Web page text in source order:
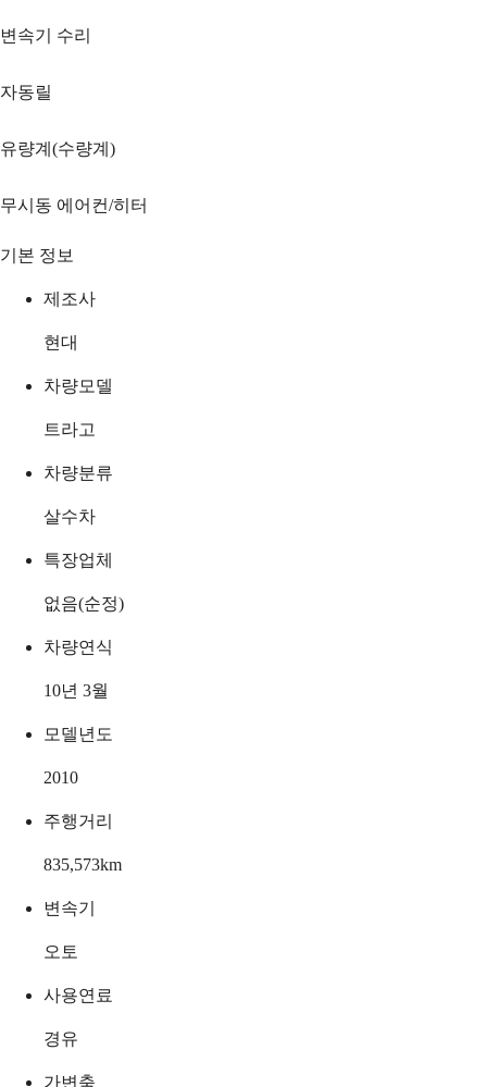
변속기 수리
자동릴
유량계(수량계)
무시동 에어컨/히터
기본 정보
제조사
현대
차량모델
트라고
차량분류
살수차
특장업체
없음(순정)
차량연식
10년 3월
모델년도
2010
주행거리
835,573km
변속기
오토
사용연료
경유
가변축